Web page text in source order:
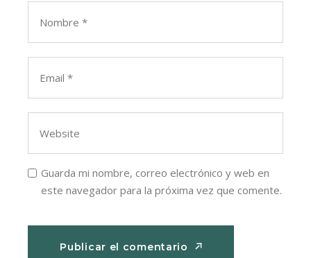
Guarda mi nombre, correo electrónico y web en
este navegador para la próxima vez que comente.
Publicar el comentario